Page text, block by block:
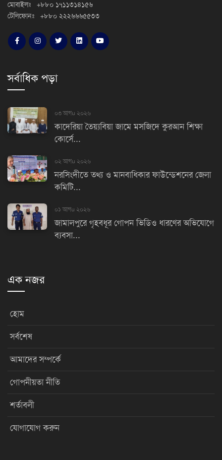
মোবাইলঃ +৮৮০ ১৭১১৩১৪১৫৬
টেলিফোনঃ +৮৮০ ২২২৬৬৬৫৫৩৩
সর্বাধিক পড়া
০৩ আগu ২০২৬
কাদেরিয়া তৈয়্যবিয়া জামে মসজিদে কুরআন শিক্ষা
কোর্সে...
০২ আগu ২০২৬
নরসিংদীতে তথ্য ও মানবাধিকার ফাউন্ডেশনের জেলা
কমিটি...
০১ আগu ২০২৬
জামালপুরে গৃহবধূর গোপন ভিডিও ধারণের অভিযোগে
ব্যবসা...
এক নজর
হোম
সর্বশেষ
আমাদের সম্পর্কে
গোপনীয়তা নীতি
শর্তাবলী
যোগাযোগ করুন